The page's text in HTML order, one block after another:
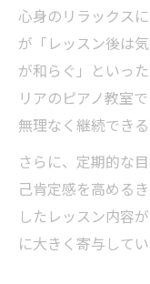
心身のリラックス
が「レッスン後は
が和らぐ」といっ
リアのピアノ教室
無理なく継続でき
さらに、定期的な
己肯定感を高める
したレッスン内容
に大きく寄与してい